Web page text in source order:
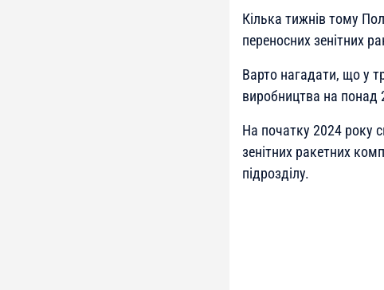
Кілька тижнів тому
переносних зенітних
Варто нагадати, що у
виробництва на понад
На початку 2024 року
зенітних ракетних
підрозділу.